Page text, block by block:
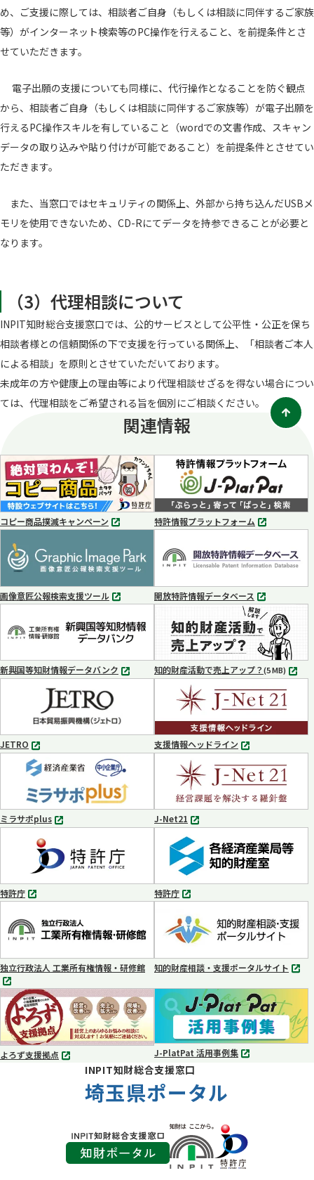
め、ご支援に際しては、相談者ご自身（もしくは相談に同伴するご家族
等）がインターネット検索等のPC操作を行えること、を前提条件とさ
せていただきます。
電子出願の支援についても同様に、代行操作となることを防ぐ観点
から、相談者ご自身（もしくは相談に同伴するご家族等）が電子出願を
行えるPC操作スキルを有していること（wordでの文書作成、スキャン
データの取り込みや貼り付けが可能であること）を前提条件とさせてい
ただきます。
また、当窓口ではセキュリティの関係上、外部から持ち込んだUSBメ
モリを使用できないため、CD-Rにてデータを持参できることが必要と
なります。
（3）代理相談について
INPIT知財総合支援窓口では、公的サービスとして公平性・公正を保ち
相談者様との信頼関係の下で支援を行っている関係上、「相談者ご本人
による相談」を原則とさせていただいております。
未成年の方や健康上の理由等により代理相談せざるを得ない場合につい
ては、代理相談をご希望される旨を個別にご相談ください。
関連情報
コピー商品撲滅キャンペーン
別
で
開
く
特許情報プラットフォーム
別
ブ
で
く
画像意匠公報検索支援ツール
別
ブ
で
く
開放特許情報データベース
別
タ
ブ
で
開
く
新興国等知財情報データバンク
別
開
く
知的財産活動で売上アップ？(5 MB) MP4
JETRO
別
タ
ブ
で
開
く
支援情報ヘッドライン
別
タ
ブ
で
開
く
ミラサポplus
別
ブ
で
開
く
J-Net21
別
タ
ブ
で
開
く
特許庁
別
ブ
で
く
特許庁
別
ブ
で
開
く
独立行政法人 工業所有権情報・研修館
別
タ
ブ
で
知的財産相談・支援ポータルサイト
別
タ
開
く
よろず支援拠点
別
J-PlatPat 活用事例集
別
INPIT知財総合支援窓口
埼玉県ポータル